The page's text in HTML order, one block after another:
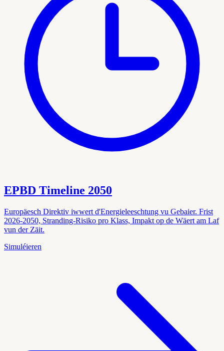
EPBD Timeline 2050
Europäesch Direktiv iwwert d'Energieleeschtung vu Gebaier. Frist
2026-2050, Stranding-Risiko pro Klass, Impakt op de Wäert am Laf
vun der Zäit.
Simuléieren